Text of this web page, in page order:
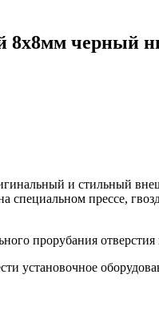
черный
и стильный
прессе,
прорубания отверстия
установочное